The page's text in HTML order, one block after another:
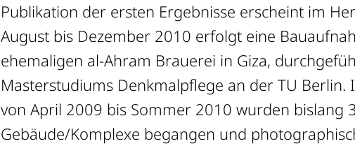
Publikation der ersten Ergebnisse erscheint im
August bis Dezember 2010 erfolgt eine
ehemaligen al-Ahram Brauerei in Giza,
Masterstudiums Denkmalpflege an der TU Berlin.
von April 2009 bis Sommer 2010 wurden bislang
Gebäude/Komplexe begangen und